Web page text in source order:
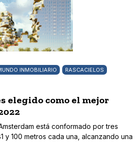
INMOBILIARIO
RASCACIELOS
elegido como el mejor
está conformado por tres
y 100 metros cada una, alcanzando una